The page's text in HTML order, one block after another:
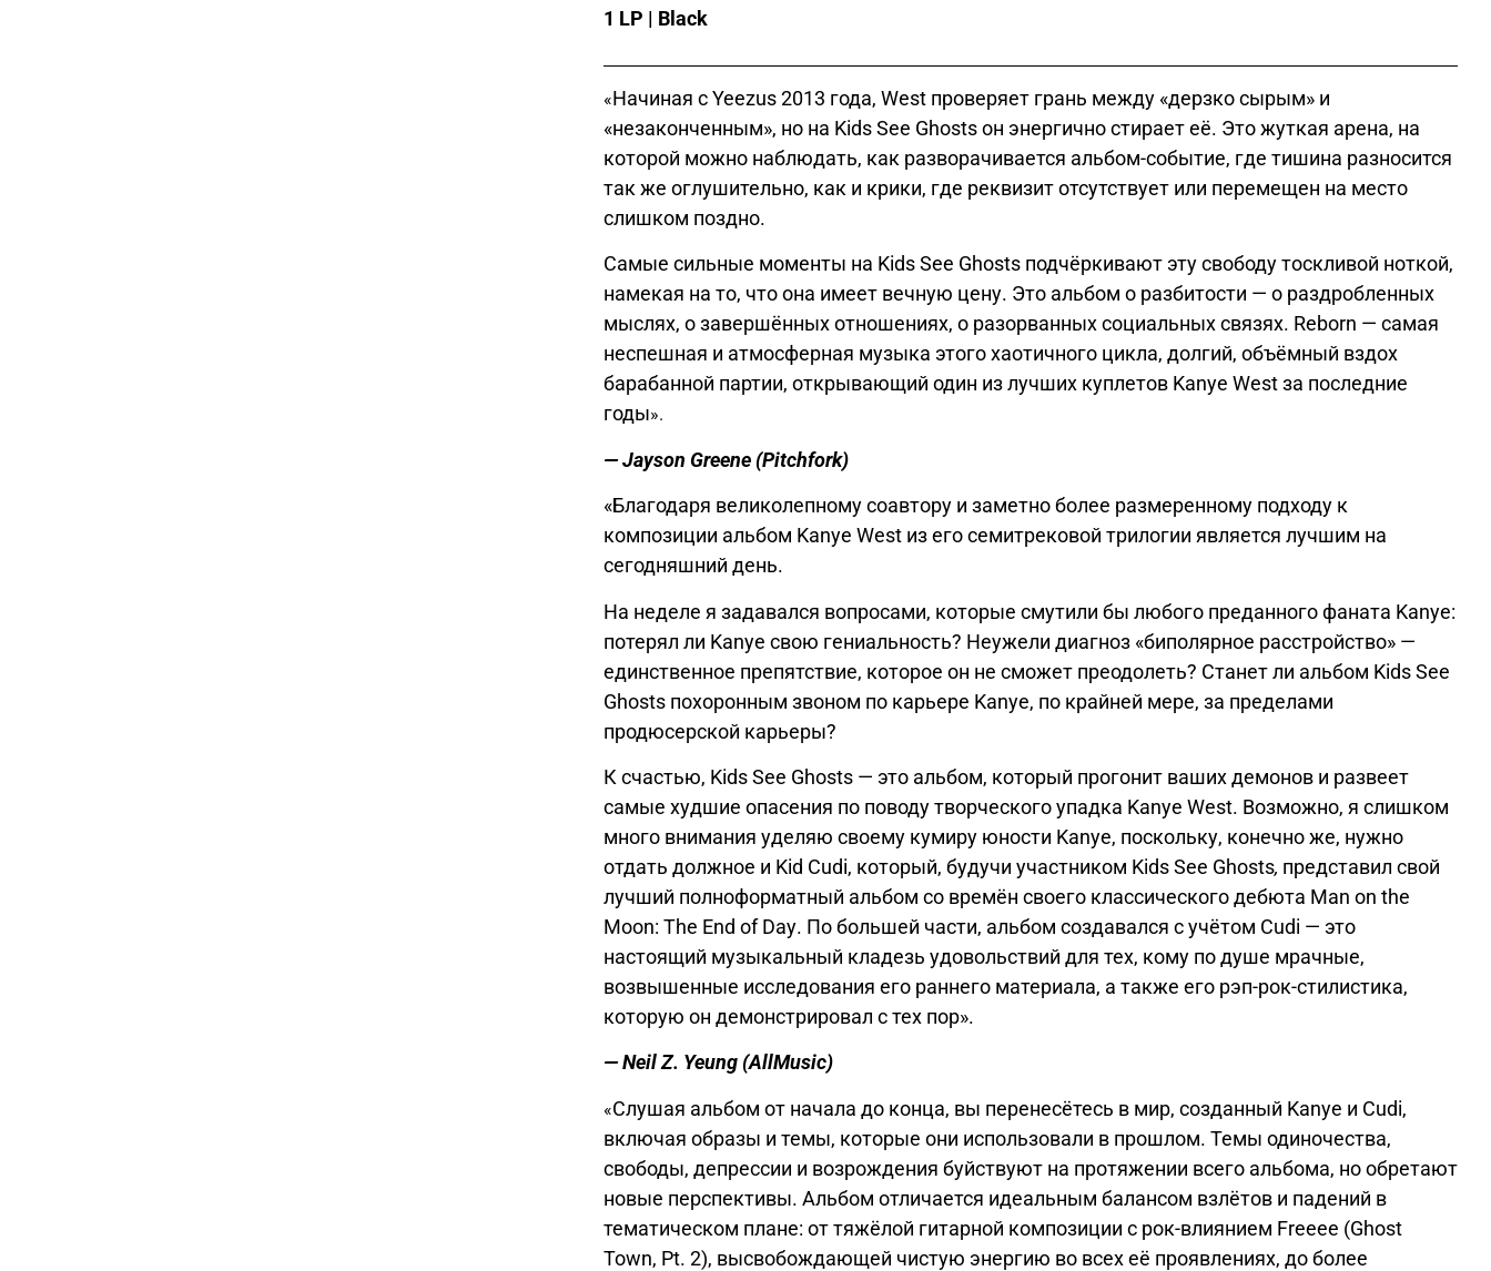
1 LP | Black
«Начиная с Yeezus 2013 года, West проверяет грань между «дерзко сырым» и
«незаконченным», но на Kids See Ghosts он энергично стирает её. Это жуткая арена, на
которой можно наблюдать, как разворачивается альбом-событие, где тишина разносится
так же оглушительно, как и крики, где реквизит отсутствует или перемещен на место
слишком поздно.
Самые сильные моменты на Kids See Ghosts подчёркивают эту свободу тоскливой ноткой,
намекая на то, что она имеет вечную цену. Это альбом о разбитости — о раздробленных
мыслях, о завершённых отношениях, о разорванных социальных связях. Reborn — самая
неспешная и атмосферная музыка этого хаотичного цикла, долгий, объёмный вздох
барабанной партии, открывающий один из лучших куплетов Kanye West за последние
годы».
— Jayson Greene (Pitchfork)
«Благодаря великолепному соавтору и заметно более размеренному подходу к
композиции альбом Kanye West из его семитрековой трилогии является лучшим на
сегодняшний день.
На неделе я задавался вопросами, которые смутили бы любого преданного фаната Kanye:
потерял ли Kanye свою гениальность? Неужели диагноз «биполярное расстройство» —
единственное препятствие, которое он не сможет преодолеть? Станет ли альбом Kids See
Ghostsпохоронным звоном по карьере Kanye, по крайней мере, за пределами
продюсерской карьеры?
К счастью, Kids See Ghosts— это альбом, который прогонит ваших демонов и развеет
самые худшие опасения по поводу творческого упадка Kanye West. Возможно, я слишком
много внимания уделяю своему кумиру юности Kanye, поскольку, конечно же, нужно
отдать должное и Kid Cudi, который, будучи участником Kids See Ghosts, представил свой
лучший полноформатный альбом со времён своего классического дебюта Man on the
Moon: The End of Day. По большей части, альбом создавался с учётом Cudi — это
настоящий музыкальный кладезь удовольствий для тех, кому по душе мрачные,
возвышенные исследования его раннего материала, а также его рэп-рок-стилистика,
которую он демонстрировал с тех пор».
— Neil Z. Yeung (AllMusic)
«Слушая альбом от начала до конца, вы перенесётесь в мир, созданный Kanye и Cudi,
включая образы и темы, которые они использовали в прошлом. Темы одиночества,
свободы, депрессии и возрождения буйствуют на протяжении всего альбома, но обретают
новые перспективы. Альбом отличается идеальным балансом взлётов и падений в
тематическом плане: от тяжёлой гитарной композиции с рок-влиянием Freeee (Ghost
Town, Pt. 2), высвобождающей чистую энергию во всех её проявлениях, до более